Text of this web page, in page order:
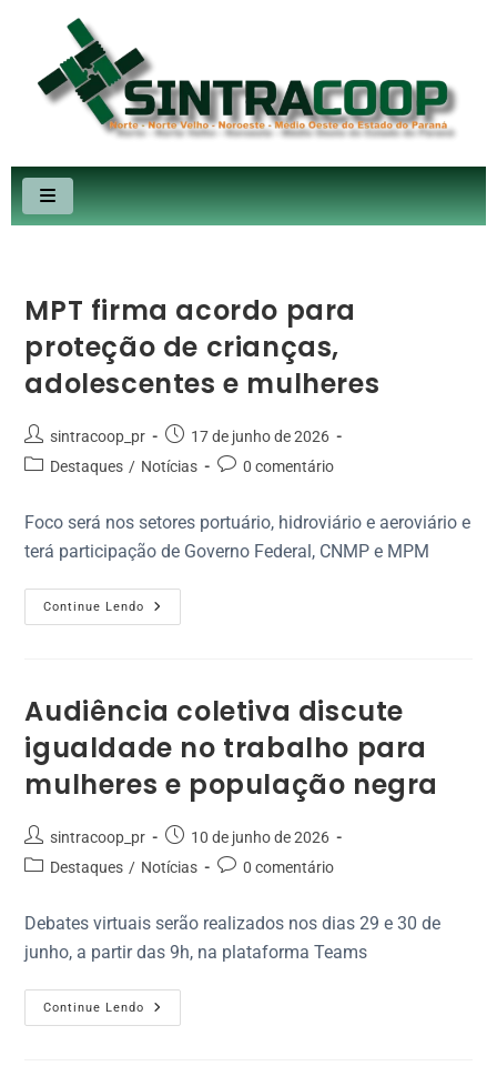
MPT firma acordo para
proteção de crianças,
adolescentes e mulheres
sintracoop_pr
17 de junho de 2026
Destaques / Notícias 0 comentário
Foco será nos setores portuário, hidroviário e aeroviário e
terá participação de Governo Federal, CNMP e MPM
Continue Lendo
Audiência coletiva discute
igualdade no trabalho para
mulheres e população negra
sintracoop_pr
10 de junho de 2026
Destaques / Notícias 0 comentário
Debates virtuais serão realizados nos dias 29 e 30 de
junho, a partir das 9h, na plataforma Teams
Continue Lendo